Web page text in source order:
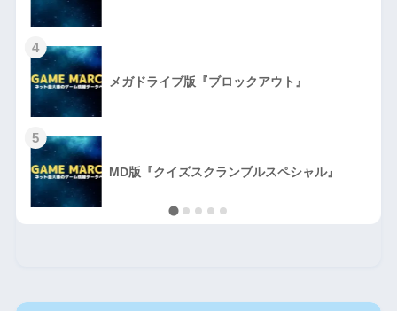
4
メガドライブ版『ブロックアウト』
5
MD版『クイズスクランブルスペシャル』